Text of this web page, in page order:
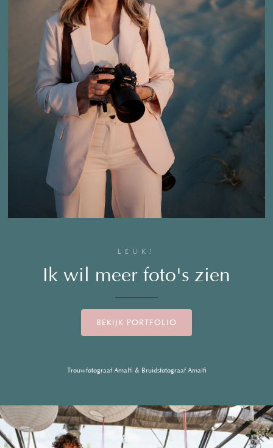
LEUK!
Ik wil meer foto's zien
BEKIJK PORTFOLIO
Trouwfotograaf Amalfi & Bruidsfotograaf Amalfi